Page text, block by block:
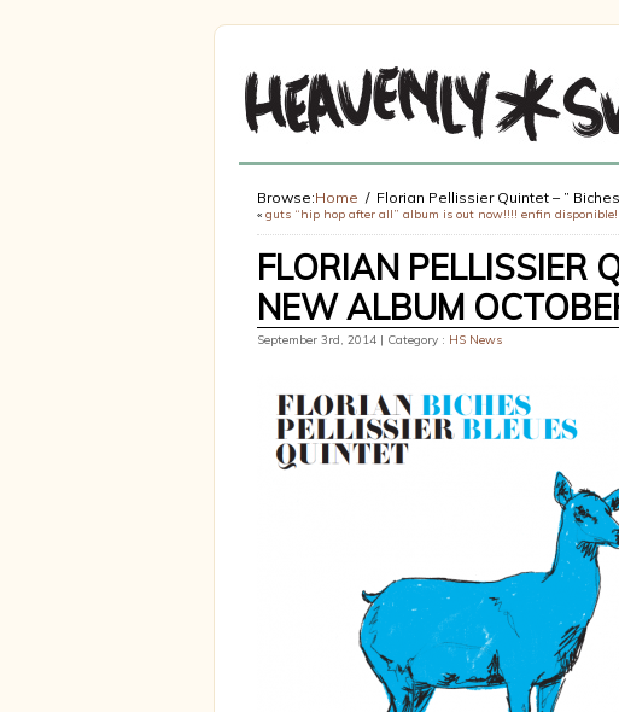
Browse:Home Florian Pellissier Quintet – ”
« guts “hip hop after all” album is out now!!!! enfin
FLORIAN PELLISSIER
NEW ALBUM
September 3rd, 2014 | Category : HS News